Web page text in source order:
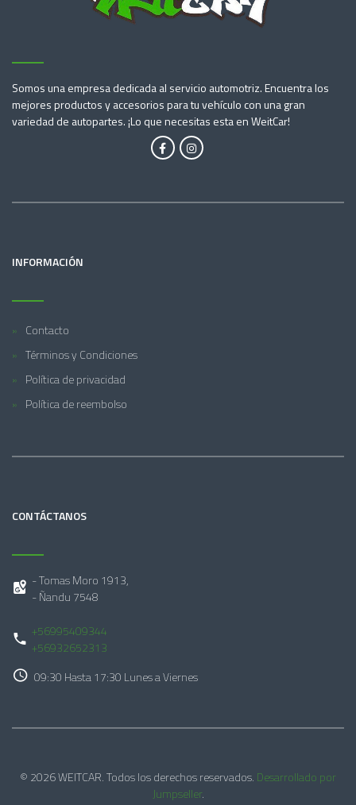
Somos una empresa dedicada al servicio automotriz. Encuentra los
mejores productos y accesorios para tu vehículo con una gran
variedad de autopartes. ¡Lo que necesitas esta en WeitCar!
INFORMACIÓN
Contacto
Términos y Condiciones
Política de privacidad
Política de reembolso
CONTÁCTANOS
- Tomas Moro 1913,
- Ñandu 7548
+56995409344
+56932652313
09:30 Hasta 17:30 Lunes a Viernes
© 2026 WEITCAR. Todos los derechos reservados. Desarrollado por
Jumpseller.